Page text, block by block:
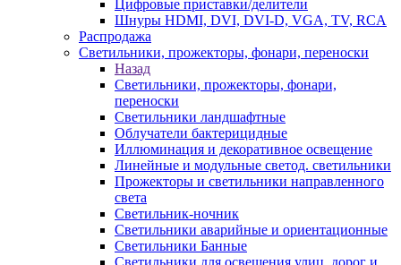
Цифровые приставки/делители
Шнуры HDMI, DVI, DVI-D, VGA, TV, RCA
Распродажа
Светильники, прожекторы, фонари, переноски
Назад
Светильники, прожекторы, фонари,
переноски
Светильники ландшафтные
Облучатели бактерицидные
Иллюминация и декоративное освещение
Линейные и модульные светод. светильники
Прожекторы и светильники направленного
света
Светильник-ночник
Светильники аварийные и ориентационные
Светильники Банные
Светильники для освещения улиц, дорог и